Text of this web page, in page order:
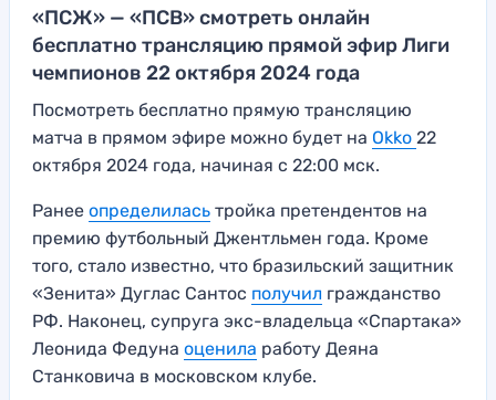
«ПСЖ» — «ПСВ» смотреть онлайн
бесплатно трансляцию прямой эфир Лиги
чемпионов 22 октября 2024 года
Посмотреть бесплатно прямую трансляцию
матча в прямом эфире можно будет на Okko 22
октября 2024 года, начиная с 22:00 мск.
Ранее определилась тройка претендентов на
премию футбольный Джентльмен года. Кроме
того, стало известно, что бразильский защитник
«Зенита» Дуглас Сантос получил гражданство
РФ. Наконец, супруга экс-владельца «Спартака»
Леонида Федуна оценила работу Деяна
Станковича в московском клубе.